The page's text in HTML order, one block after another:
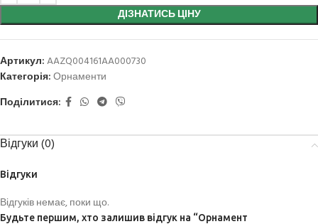
ДІЗНАТИСЬ ЦІНУ
Артикул:AAZQ004161AA000730
Категорія:Орнаменти
Поділитися:
Відгуки (0)
Відгуки
Відгуків немає, поки що.
Будьте першим, хто залишив відгук на “Орнамент